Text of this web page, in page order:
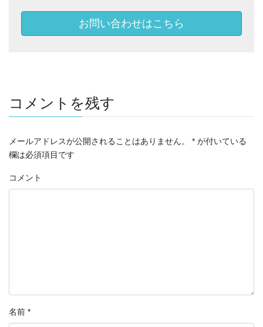
お問い合わせはこちら
コメントを残す
メールアドレスが公開されることはありません。 * が付いている
欄は必須項目です
コメント
名前 *